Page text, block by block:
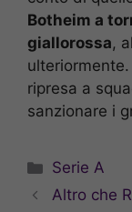
Botheim a
giallorossa,
ripresa a
sanzionare i
Categorie
Serie A
Altro che